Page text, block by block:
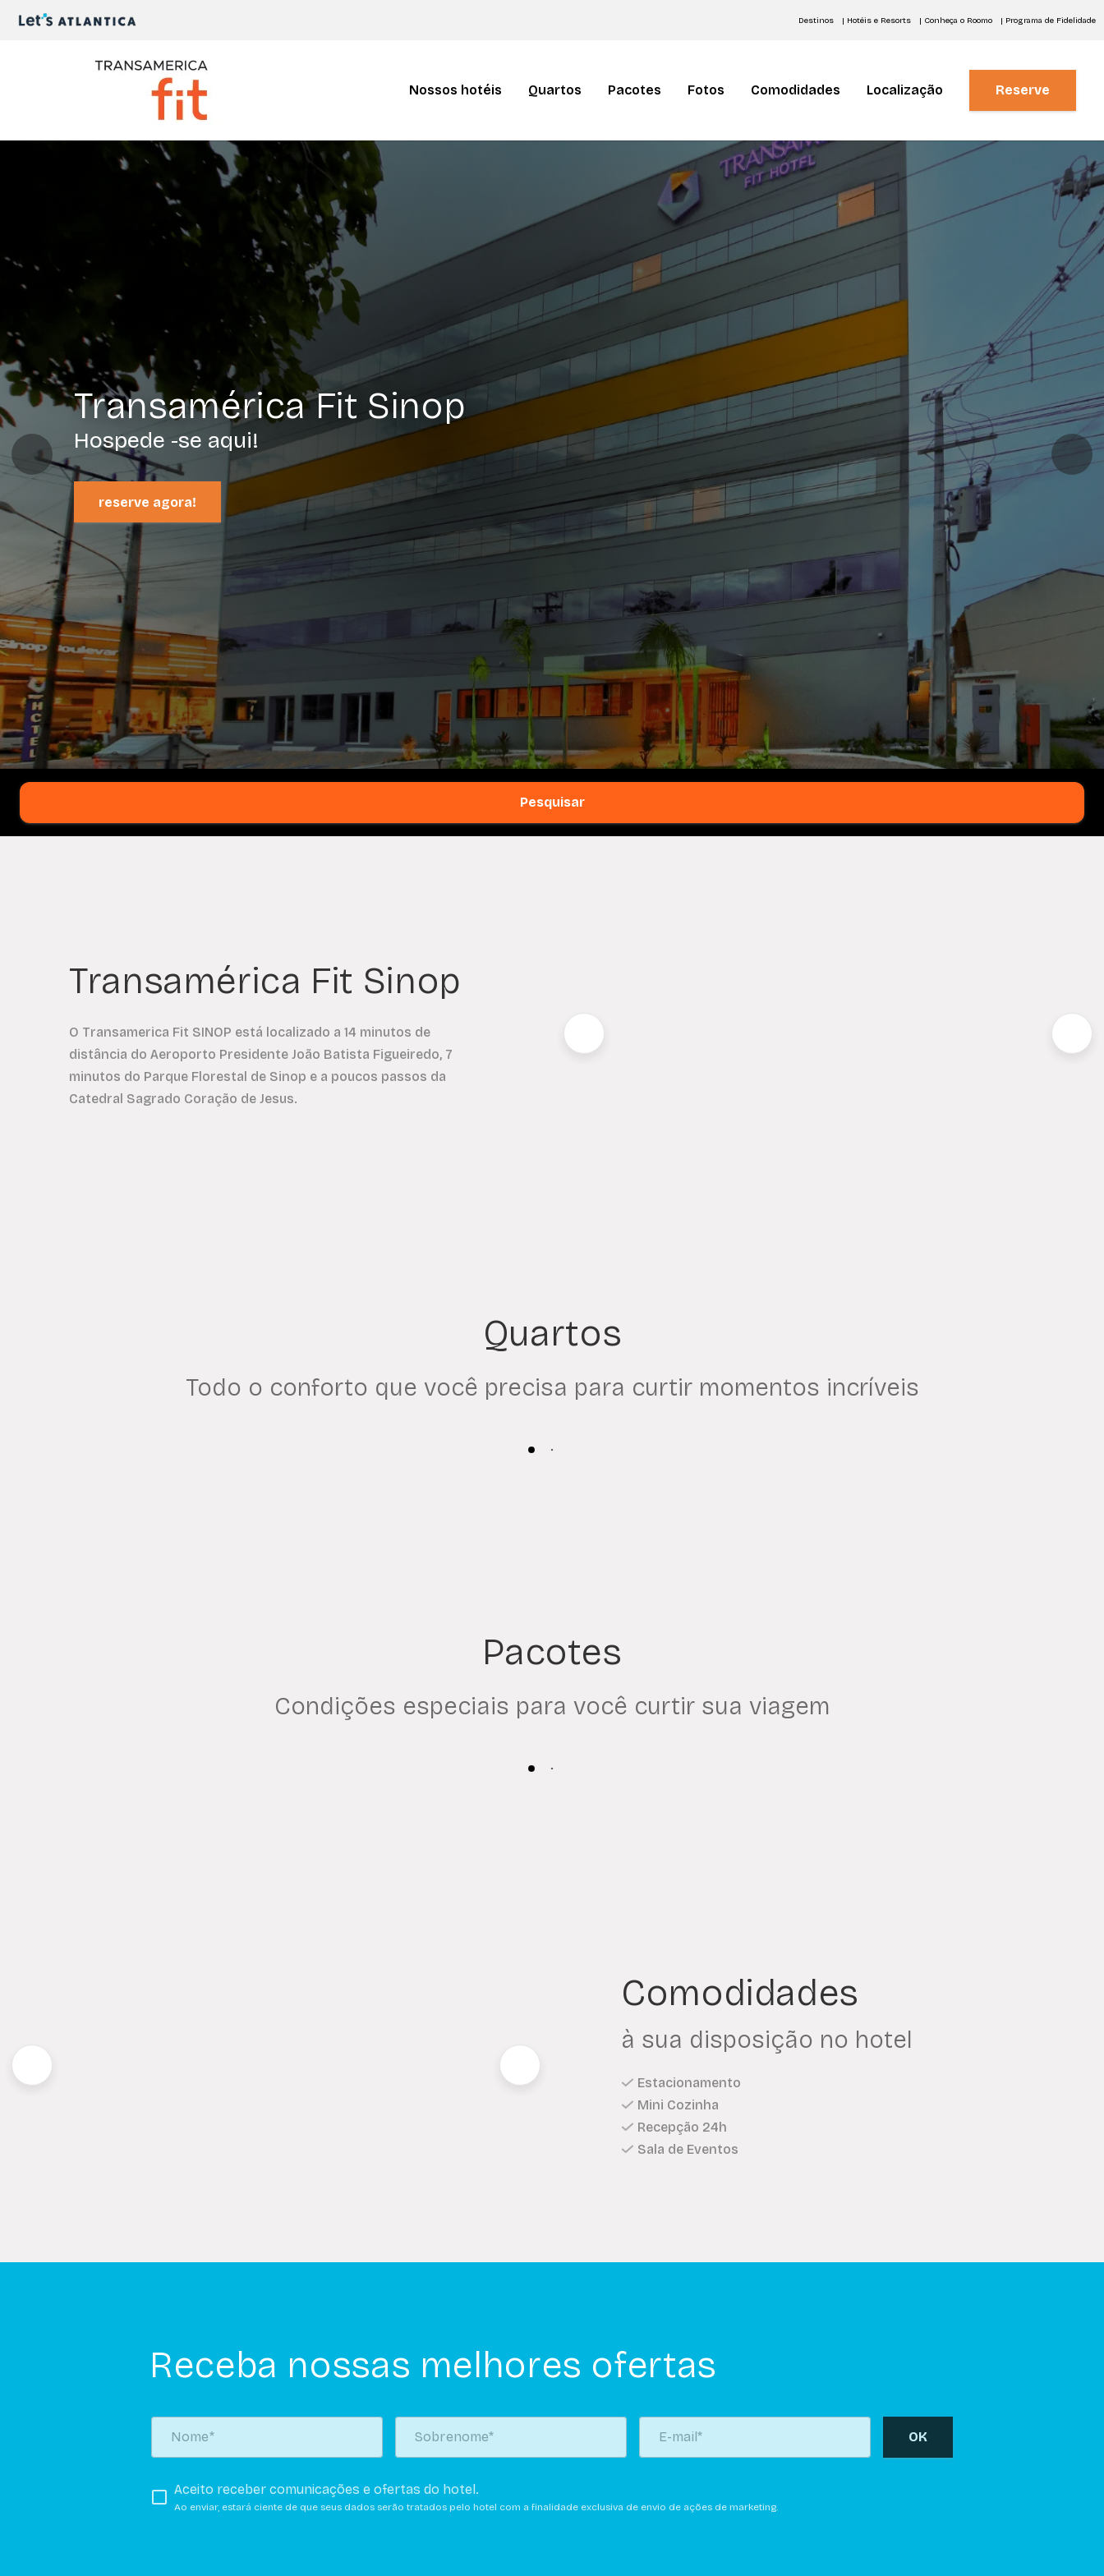
Destinos | Hotéis e Resorts | Conheça o Roomo | Programa de Fidelidade
Nossos hotéis Quartos Pacotes Fotos Comodidades Localização Reserve
Transamérica Fit Sinop
Hospede -se aqui!
reserve agora!
Pesquisar
Transamérica Fit Sinop
O Transamerica Fit SINOP está localizado a 14 minutos de
distância do Aeroporto Presidente João Batista Figueiredo, 7
minutos do Parque Florestal de Sinop e a poucos passos da
Catedral Sagrado Coração de Jesus.
Quartos
Todo o conforto que você precisa para curtir momentos incríveis
Pacotes
Condições especiais para você curtir sua viagem
Comodidades
à sua disposição no hotel
Estacionamento
Mini Cozinha
Recepção 24h
Sala de Eventos
Receba nossas melhores ofertas
OK
Aceito receber comunicações e ofertas do hotel.
Ao enviar, estará ciente de que seus dados serão tratados pelo hotel com a finalidade exclusiva de envio de ações de marketing.